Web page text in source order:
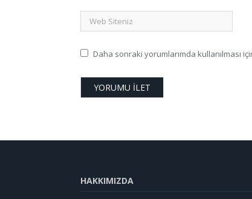
Daha sonraki yorumlarımda kullanılması
HAKKIMIZDA